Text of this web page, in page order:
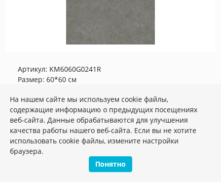
Артикул: KM6060G0241R
Размер: 60*60 см
KM6060G0241R Касабланка UP серый
матовый обрезной 60x60x0,9 керамогранит
Плиток в упаковке:5шт
3 172 руб./м 2
На нашем сайте мы используем cookie файлы,
содержащие информацию о предыдущих посещениях
веб-сайта. Данные обрабатываются для улучшения
качества работы нашего веб-сайта. Если вы не хотите
использовать cookie файлы, измените настройки
браузера.
Понятно